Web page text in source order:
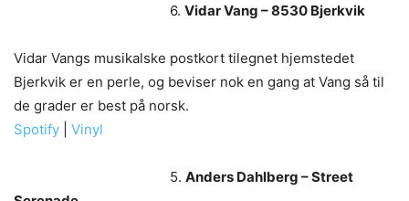
6. Vidar Vang – 8530 Bjerkvik
Vidar Vangs musikalske postkort tilegnet hjemstedet
Bjerkvik er en perle, og beviser nok en gang at Vang så til
de grader er best på norsk.
Spotify
Vinyl
5. Anders Dahlberg – Street